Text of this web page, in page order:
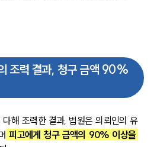
조력 결과, 청구 금액 90%
해 조력한 결과, 법원은 의뢰인의 유
피고에게 청구 금액의 90% 이상을